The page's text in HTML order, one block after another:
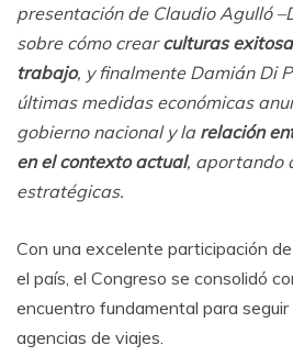
presentación de Claudio Agulló
sobre cómo crearculturas
trabajo, y finalmente Damián Di
últimas medidas económicas
gobierno nacional y la relación
en el contexto actual, aportando
estratégicas.
Con una excelente participación
el país, el Congreso se consolidó
encuentro fundamental para
agencias de viajes.